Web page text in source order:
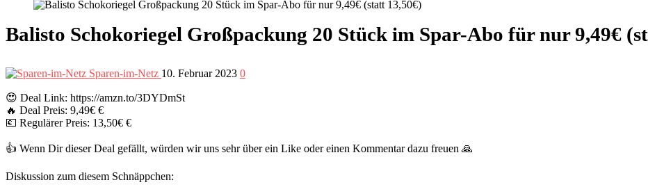
Balisto Schokoriegel Großpackung 20 Stück im Spar-Abo für nur 9,49€
Sparen-im-Netz 10. Februar 2023 0
😍 Deal Link: https://amzn.to/3DYDmSt
🔥 Deal Preis: 9,49€ €
💶 Regulärer Preis: 13,50€ €
👍 Wenn Dir dieser Deal gefällt, würden wir uns sehr über ein Like oder einen Kommentar dazu freuen 🙏
Diskussion zum diesem Schnäppchen: